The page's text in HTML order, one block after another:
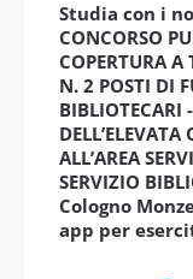
Studia con i
CONCORSO
COPERTURA
N. 2 POSTI DI
BIBLIOTECARI
ALL’AREA
SERVIZIO
Cologno
app per